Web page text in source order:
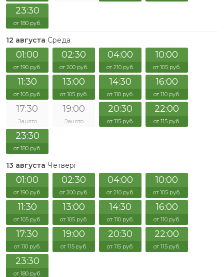
23:30
от 180 руб.
12 августа Среда
01:00
от 190 руб.
02:30
от 200 руб.
04:00
от 210 руб.
10:00
от 105 руб.
11:30
от 105 руб.
13:00
от 105 руб.
14:30
от 110 руб.
16:00
от 110 руб.
17:30
Занято
19:00
Занято
20:30
от 115 руб.
22:00
от 115 руб.
23:30
от 180 руб.
13 августа Четверг
01:00
от 190 руб.
02:30
от 200 руб.
04:00
от 210 руб.
10:00
от 105 руб.
11:30
от 105 руб.
13:00
от 105 руб.
14:30
от 110 руб.
16:00
от 110 руб.
17:30
от 110 руб.
19:00
от 115 руб.
20:30
от 115 руб.
22:00
от 115 руб.
23:30
от 180 руб.